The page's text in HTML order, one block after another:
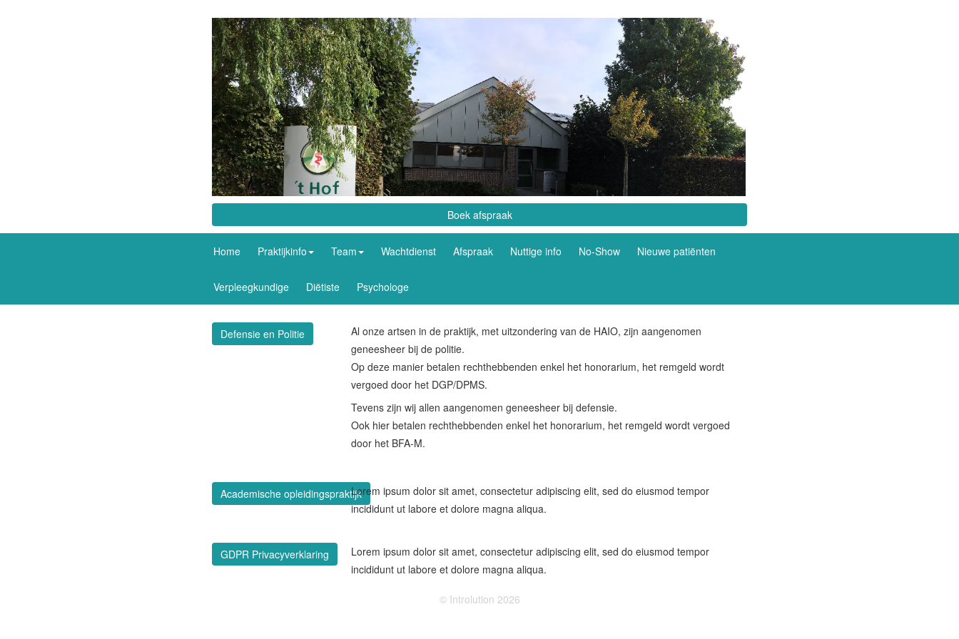
Boek afspraak
Home Praktijkinfo Team Wachtdienst Afspraak Nuttige info No-Show Nieuwe patiënten
Verpleegkundige Diëtiste Psychologe
Defensie en Politie
Al onze artsen in de praktijk, met uitzondering van de HAIO, zijn aangenomen
geneesheer bij de politie.
Op deze manier betalen rechthebbenden enkel het honorarium, het remgeld wordt
vergoed door het DGP/DPMS.
Tevens zijn wij allen aangenomen geneesheer bij defensie.
Ook hier betalen rechthebbenden enkel het honorarium, het remgeld wordt vergoed
door het BFA-M.
Academische opleidingspraktijkLorem ipsum dolor sit amet, consectetur adipiscing elit, sed do eiusmod tempor
incididunt ut labore et dolore magna aliqua.
GDPR Privacyverklaring
Lorem ipsum dolor sit amet, consectetur adipiscing elit, sed do eiusmod tempor
incididunt ut labore et dolore magna aliqua.
© Introlution 2026